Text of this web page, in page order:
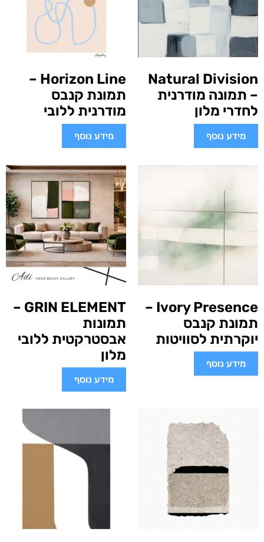
Natural Division
– תמונה מודרנית
לחדרי מלון
מידע נוסף
Horizon Line –
תמונת קנבס
מודרנית ללובי
מידע נוסף
Ivory Presence –
תמונת קנבס
יוקרתית לסוויטות
מידע נוסף
GRIN ELEMENT –
תמונות
אבסטרקטית ללובי
מלון
מידע נוסף